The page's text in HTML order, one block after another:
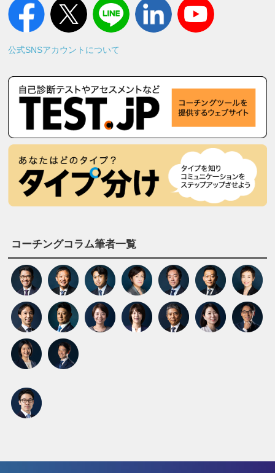
公式SNSアカウントについて
コーチングコラム筆者一覧